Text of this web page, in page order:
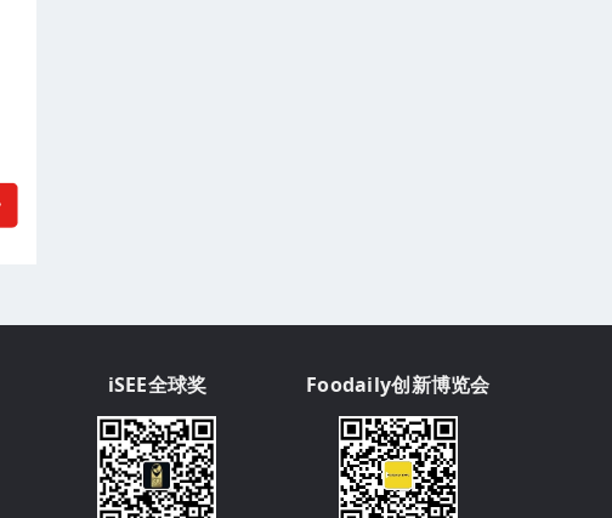
iSEE全球奖 Foodaily创新博览会